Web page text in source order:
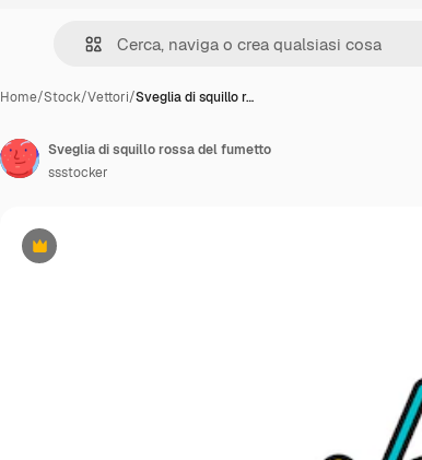
Home/Stock/Vettori/Sveglia di squillo r…
Premium
Sveglia di squillo rossa del fumetto
ssstocker